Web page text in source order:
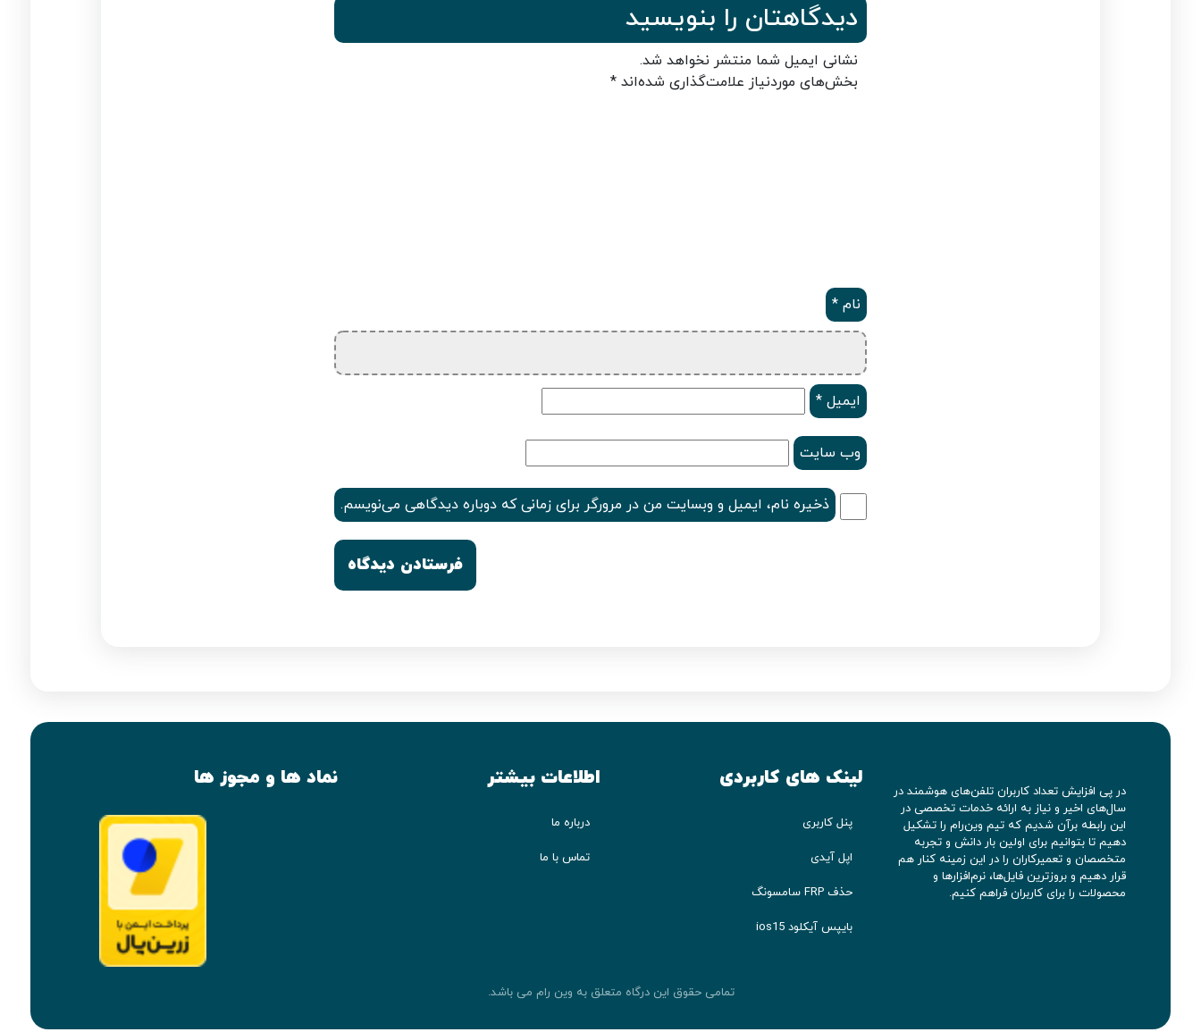
دیدگاهتان را بنویسید
نشانی ایمیل شما منتشر نخواهد شد.
بخش‌های موردنیاز علامت‌گذاری شده‌اند *
نام *
ایمیل *
وب‌ سایت
ذخیره نام، ایمیل و وبسایت من در مرورگر برای زمانی که دوباره دیدگاهی می‌نویسم.
در پی افزایش تعداد کاربران تلفن‌های هوشمند در
سال‌های اخیر و نیاز به ارائه خدمات تخصصی در
این رابطه برآن شدیم که تیم وین‌رام را تشکیل
دهیم تا بتوانیم برای اولین بار دانش و تجربه
متخصصان و تعمیرکاران را در این زمینه کنار هم
قرار دهیم و بروزترین فایل‌ها، نرم‌افزارها و
محصولات را برای کاربران فراهم کنیم.
لینک های کاربردی
پنل کاربری
اپل آیدی
حذف FRP سامسونگ
بایپس آیکلود ios15
اطلاعات بیشتر
درباره ما
تماس با ما
نماد ها و مجوز ها
تمامی حقوق این درگاه متعلق به وین رام می باشد.